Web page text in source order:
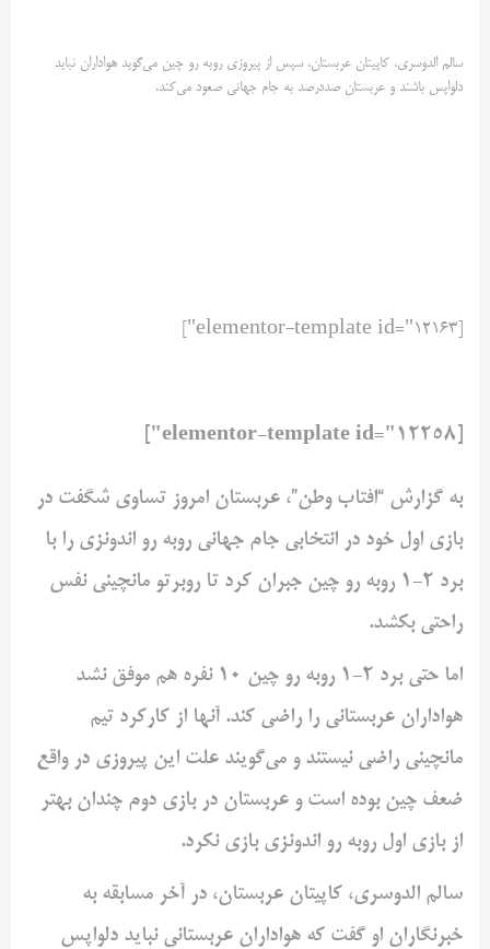
سالم الدوسری، کاپیتان عربستان، سپس از پیروزی روبه رو چین می‌گوید ‌هواداران نباید
دلواپس باشند و عربستان صددرصد به جام جهانی ‌صعود می‌کند. ‌
به گزارش “افتاب وطن”، عربستان امروز تساوی شگفت در
بازی اول ‌خود در انتخابی جام جهانی روبه رو اندونزی را با
برد 2-1 روبه رو چین ‌جبران کرد تا روبرتو مانچینی نفس
راحتی بکشد. ‌
اما حتی برد 2-1 روبه رو چین 10 نفره هم موفق نشد
هواداران عربستانی ‌را راضی کند. آنها از کارکرد تیم
مانچینی راضی نیستند و می‌گویند ‌علت این پیروزی در واقع
ضعف چین بوده است و عربستان در بازی ‌دوم چندان بهتر
از بازی اول روبه رو اندونزی بازی نکرد. ‌
سالم الدوسری، کاپیتان عربستان، در آخر مسابقه به
خبرنگاران ‌او گفت که هواداران عربستانی نباید دلواپس